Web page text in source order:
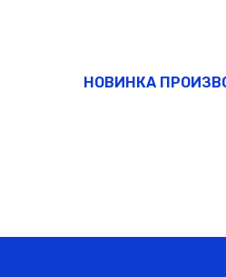
НОВИНКА